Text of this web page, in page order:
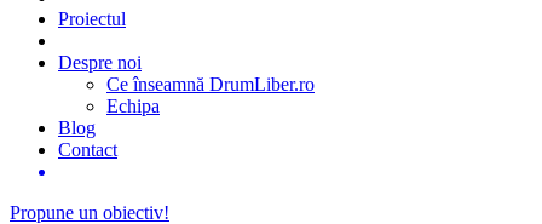
Proiectul
Despre noi
Ce înseamnă DrumLiber.ro
Echipa
Blog
Contact
Propune un obiectiv!